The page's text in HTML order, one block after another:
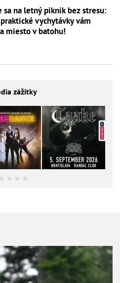
sa na letný piknik bez stresu:
vychytávky vám
miesto v batohu!
zážitky